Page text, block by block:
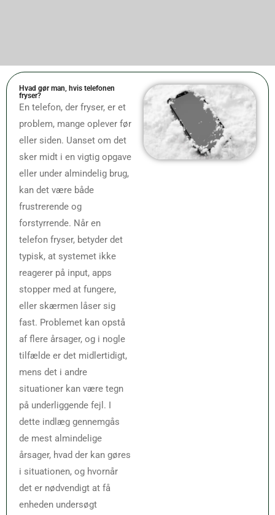
Hvad gør man, hvis telefonen
fryser?
En telefon, der fryser, er et
problem, mange oplever før
eller siden. Uanset om det
sker midt i en vigtig opgave
eller under almindelig brug,
kan det være både
frustrerende og
forstyrrende. Når en
telefon fryser, betyder det
typisk, at systemet ikke
reagerer på input, apps
stopper med at fungere,
eller skærmen låser sig
fast. Problemet kan opstå
af flere årsager, og i nogle
tilfælde er det midlertidigt,
mens det i andre
situationer kan være tegn
på underliggende fejl. I
dette indlæg gennemgås
de mest almindelige
årsager, hvad der kan gøres
i situationen, og hvornår
det er nødvendigt at få
enheden undersøgt